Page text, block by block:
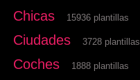
Chicas 15936 plantillas
Ciudades 3728 plantillas
Coches 1888 plantillas